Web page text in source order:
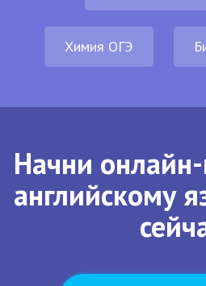
Химия ОГЭ
Начни
английскому